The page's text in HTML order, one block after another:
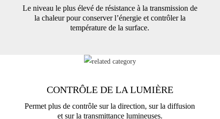
Le niveau le plus élevé de résistance à la transmission de
la chaleur pour conserver l’énergie et contrôler la
température de la surface.
CONTRÔLE DE LA LUMIÈRE
Permet plus de contrôle sur la direction, sur la diffusion
et sur la transmittance lumineuses.